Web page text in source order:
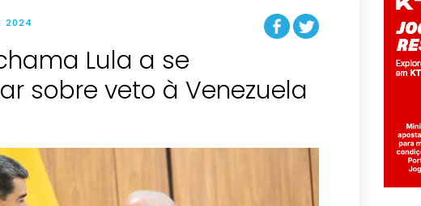
2024
Lula a se
sobre veto à Venezuela